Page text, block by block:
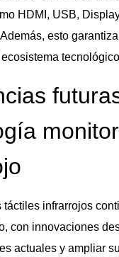
HDMI, USB,
esto
táctiles infrarrojos
con innovaciones
actuales y ampliar